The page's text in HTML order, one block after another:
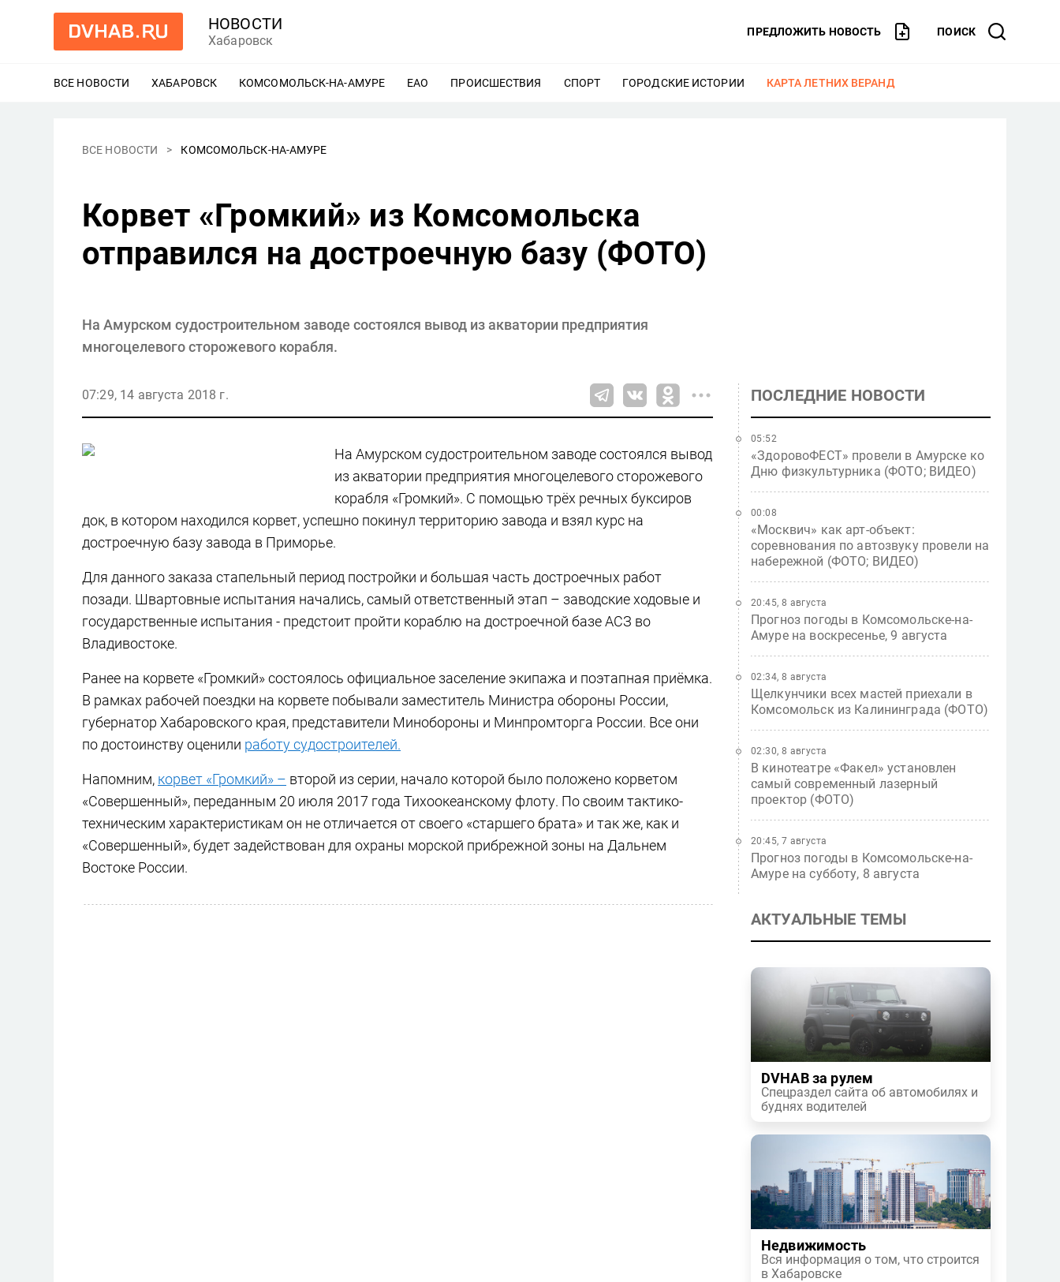
НОВОСТИ
Хабаровск
ПРЕДЛОЖИТЬ НОВОСТЬ ПОИСК
ВСЕ НОВОСТИ ХАБАРОВСК ЕЩЕ
КОМСОМОЛЬСК-НА-АМУРЕ ЕЩЕ
ЕАО ЕЩЕ
ПРОИСШЕСТВИЯ ЕЩЕ
СПОРТ ЕЩЕ
ГОРОДСКИЕ ИСТОРИИ ЕЩЕ
КАРТА ЛЕТНИХ ВЕРАНД
ВСЕ НОВОСТИ КОМСОМОЛЬСК-НА-АМУРЕ
Корвет «Громкий» из Комсомольска
отправился на достроечную базу (ФОТО)
На Амурском судостроительном заводе состоялся вывод из акватории предприятия
многоцелевого сторожевого корабля.
07:29, 14 августа 2018 г.
На Амурском судостроительном заводе состоялся вывод
из акватории предприятия многоцелевого сторожевого
корабля «Громкий». С помощью трёх речных буксиров
док, в котором находился корвет, успешно покинул территорию завода и взял курс на
достроечную базу завода в Приморье.
Для данного заказа стапельный период постройки и большая часть достроечных работ
позади. Швартовные испытания начались, самый ответственный этап – заводские ходовые и
государственные испытания - предстоит пройти кораблю на достроечной базе АСЗ во
Владивостоке.
Ранее на корвете «Громкий» состоялось официальное заселение экипажа и поэтапная приёмка.
В рамках рабочей поездки на корвете побывали заместитель Министра обороны России,
губернатор Хабаровского края, представители Минобороны и Минпромторга России. Все они
по достоинству оценили работу судостроителей.
Напомним, корвет «Громкий» – второй из серии, начало которой было положено корветом
«Совершенный», переданным 20 июля 2017 года Тихоокеанскому флоту. По своим тактико-
техническим характеристикам он не отличается от своего «старшего брата» и так же, как и
«Совершенный», будет задействован для охраны морской прибрежной зоны на Дальнем
Востоке России.
ПОСЛЕДНИЕ НОВОСТИ
«ЗдоровоФЕСТ» провели в Амурске ко
Дню физкультурника (ФОТО; ВИДЕО)
05:52
«Москвич» как арт-объект:
соревнования по автозвуку провели на
набережной (ФОТО; ВИДЕО)
00:08
Прогноз погоды в Комсомольске-на-
Амуре на воскресенье, 9 августа
20:45, 8 августа
Щелкунчики всех мастей приехали в
Комсомольск из Калининграда (ФОТО)
02:34, 8 августа
В кинотеатре «Факел» установлен
самый современный лазерный
проектор (ФОТО)
02:30, 8 августа
Прогноз погоды в Комсомольске-на-
Амуре на субботу, 8 августа
20:45, 7 августа
АКТУАЛЬНЫЕ ТЕМЫ
DVHAB за рулем
Спецраздел сайта об автомобилях и
буднях водителей
Недвижимость
Вся информация о том, что строится
в Хабаровске